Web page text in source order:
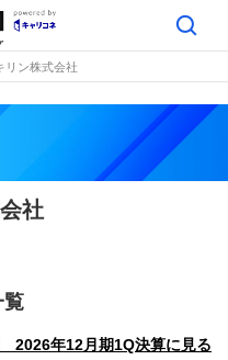
リン株式会社
社
2026年12月期1Q決算に見る